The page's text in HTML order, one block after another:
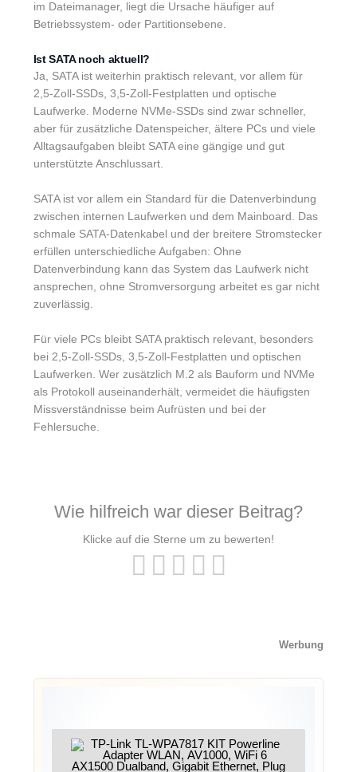
im Dateimanager, liegt die Ursache häufiger auf
Betriebssystem- oder Partitionsebene.
Ist SATA noch aktuell?
Ja, SATA ist weiterhin praktisch relevant, vor allem für
2,5-Zoll-SSDs, 3,5-Zoll-Festplatten und optische
Laufwerke. Moderne NVMe-SSDs sind zwar schneller,
aber für zusätzliche Datenspeicher, ältere PCs und viele
Alltagsaufgaben bleibt SATA eine gängige und gut
unterstützte Anschlussart.
SATA ist vor allem ein Standard für die Datenverbindung
zwischen internen Laufwerken und dem Mainboard. Das
schmale SATA-Datenkabel und der breitere Stromstecker
erfüllen unterschiedliche Aufgaben: Ohne
Datenverbindung kann das System das Laufwerk nicht
ansprechen, ohne Stromversorgung arbeitet es gar nicht
zuverlässig.
Für viele PCs bleibt SATA praktisch relevant, besonders
bei 2,5-Zoll-SSDs, 3,5-Zoll-Festplatten und optischen
Laufwerken. Wer zusätzlich M.2 als Bauform und NVMe
als Protokoll auseinanderhält, vermeidet die häufigsten
Missverständnisse beim Aufrüsten und bei der
Fehlersuche.
Wie hilfreich war dieser Beitrag?
Klicke auf die Sterne um zu bewerten!
Werbung